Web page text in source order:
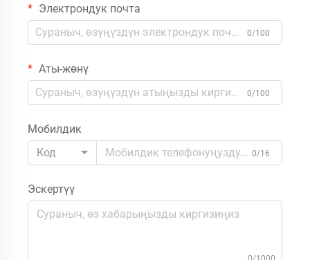
Электрондук почта
0/100
Аты-жөнү
0/100
Мобилдик
Код
0/16
Эскертүү